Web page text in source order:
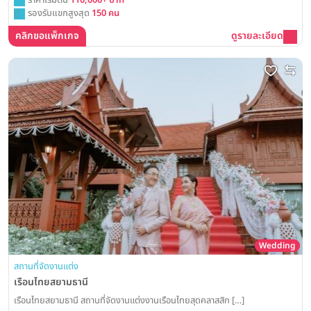
รองรับแขกสูงสุด 150 คน
คลิกขอแพ็กเกจ ดูรายละเอียด
Wedding
สถานที่จัดงานแต่ง
เรือนไทยสยามธานี
เรือนไทยสยามธานี สถานที่จัดงานแต่งงานเรือนไทยสุดคลาสสิก […]